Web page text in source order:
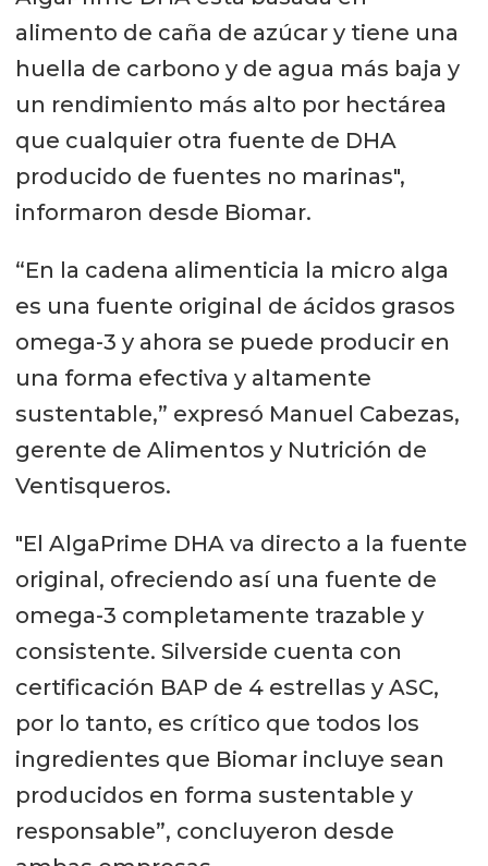
alimento de caña de azúcar y tiene una
huella de carbono y de agua más baja y
un rendimiento más alto por hectárea
que cualquier otra fuente de DHA
producido de fuentes no marinas",
informaron desde Biomar.
“En la cadena alimenticia la micro alga
es una fuente original de ácidos grasos
omega-3 y ahora se puede producir en
una forma efectiva y altamente
sustentable,” expresó Manuel Cabezas,
gerente de Alimentos y Nutrición de
Ventisqueros.
"El AlgaPrime DHA va directo a la fuente
original, ofreciendo así una fuente de
omega-3 completamente trazable y
consistente. Silverside cuenta con
certificación BAP de 4 estrellas y ASC,
por lo tanto, es crítico que todos los
ingredientes que Biomar incluye sean
producidos en forma sustentable y
responsable”, concluyeron desde